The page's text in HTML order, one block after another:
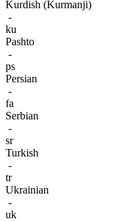
Kurdish (Kurmanji)
-
ku
Pashto
-
ps
Persian
-
fa
Serbian
-
sr
Turkish
-
tr
Ukrainian
-
uk